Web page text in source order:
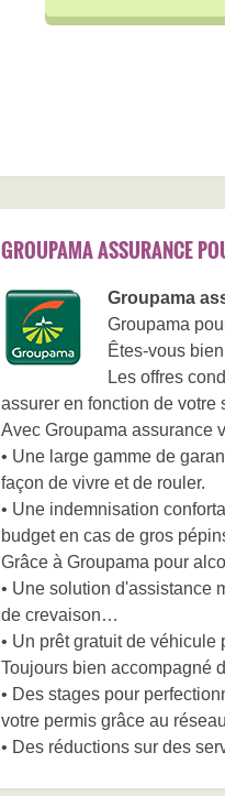
GROUPAMA ASSURANCE
Groupama
Groupama
Êtes-vous
Les offres
assurer en fonction de votre
Avec Groupama assurance
• Une large gamme de
façon de vivre et de rouler.
• Une indemnisation
budget en cas de gros
Grâce à Groupama pour
• Une solution d'assistance
de crevaison…
• Un prêt gratuit de
Toujours bien accompagné
• Des stages pour
votre permis grâce au
• Des réductions sur des